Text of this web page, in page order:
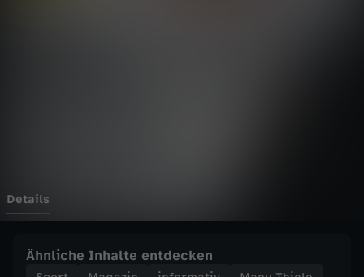
V
B
Details
Ähnliche Inhalte entdecken